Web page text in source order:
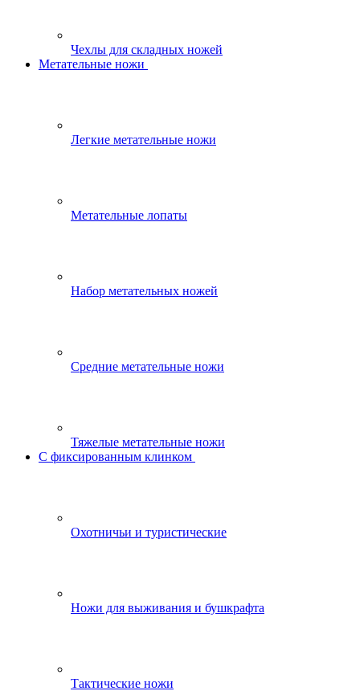
Чехлы для складных ножей
Метательные ножи
Легкие метательные ножи
Метательные лопаты
Набор метательных ножей
Средние метательные ножи
Тяжелые метательные ножи
С фиксированным клинком
Охотничьи и туристические
Ножи для выживания и бушкрафта
Тактические ножи